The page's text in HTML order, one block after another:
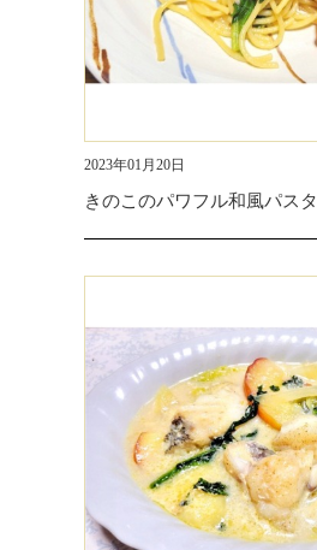
2023年01月20日
きのこのパワフル和風パスタ